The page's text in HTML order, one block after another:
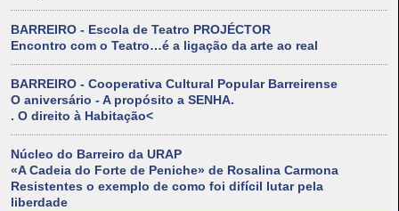
BARREIRO - Escola de Teatro PROJÉCTOR
Encontro com o Teatro…é a ligação da arte ao real
BARREIRO - Cooperativa Cultural Popular Barreirense
O aniversário - A propósito a SENHA.
. O direito à Habitação<
Núcleo do Barreiro da URAP
«A Cadeia do Forte de Peniche» de Rosalina Carmona
Resistentes o exemplo de como foi difícil lutar pela
liberdade